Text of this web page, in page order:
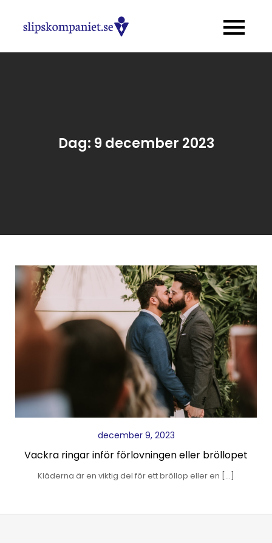
Allt om mode och trender
Dag: 9 december 2023
december 9, 2023
Vackra ringar inför förlovningen eller bröllopet
Kläderna är en viktig del för ett bröllop eller en […]